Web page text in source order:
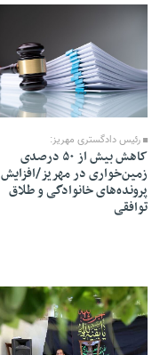
رئیس دادگستری مهریز:
کاهش بیش از ۵۰ درصدی
زمین‌خواری در مهریز/افزایش
پرونده‌های خانوادگی و طلاق
توافقی